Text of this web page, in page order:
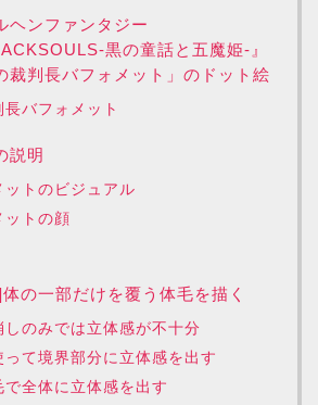
ヘンファンタジー
黒の童話と五魔姫-』
裁判長バフォメット」のドット絵
長バフォメット
説明
ットのビジュアル
ットの顔
の一部だけを覆う体毛を描く
しのみでは立体感が不十分
って境界部分に立体感を出す
で全体に立体感を出す